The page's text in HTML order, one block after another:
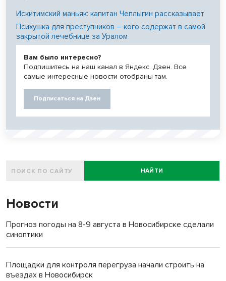
Искитимский маньяк: капитан Чеплыгин рассказывает
Психушка для преступников – кого содержат в самой
закрытой лечебнице за Уралом
Вам было интересно?
Подпишитесь на наш канал в Яндекс. Дзен. Все
самые интересные новости отобраны там.
Подписаться на Дзен
НАЙТИ
Новости
Прогноз погоды на 8-9 августа в Новосибирске сделали
синоптики
Площадки для контроля перегруза начали строить на
въездах в Новосибирск